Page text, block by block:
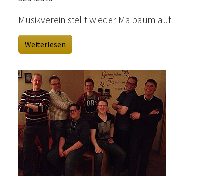
Musikverein stellt wieder Maibaum auf
Weiterlesen